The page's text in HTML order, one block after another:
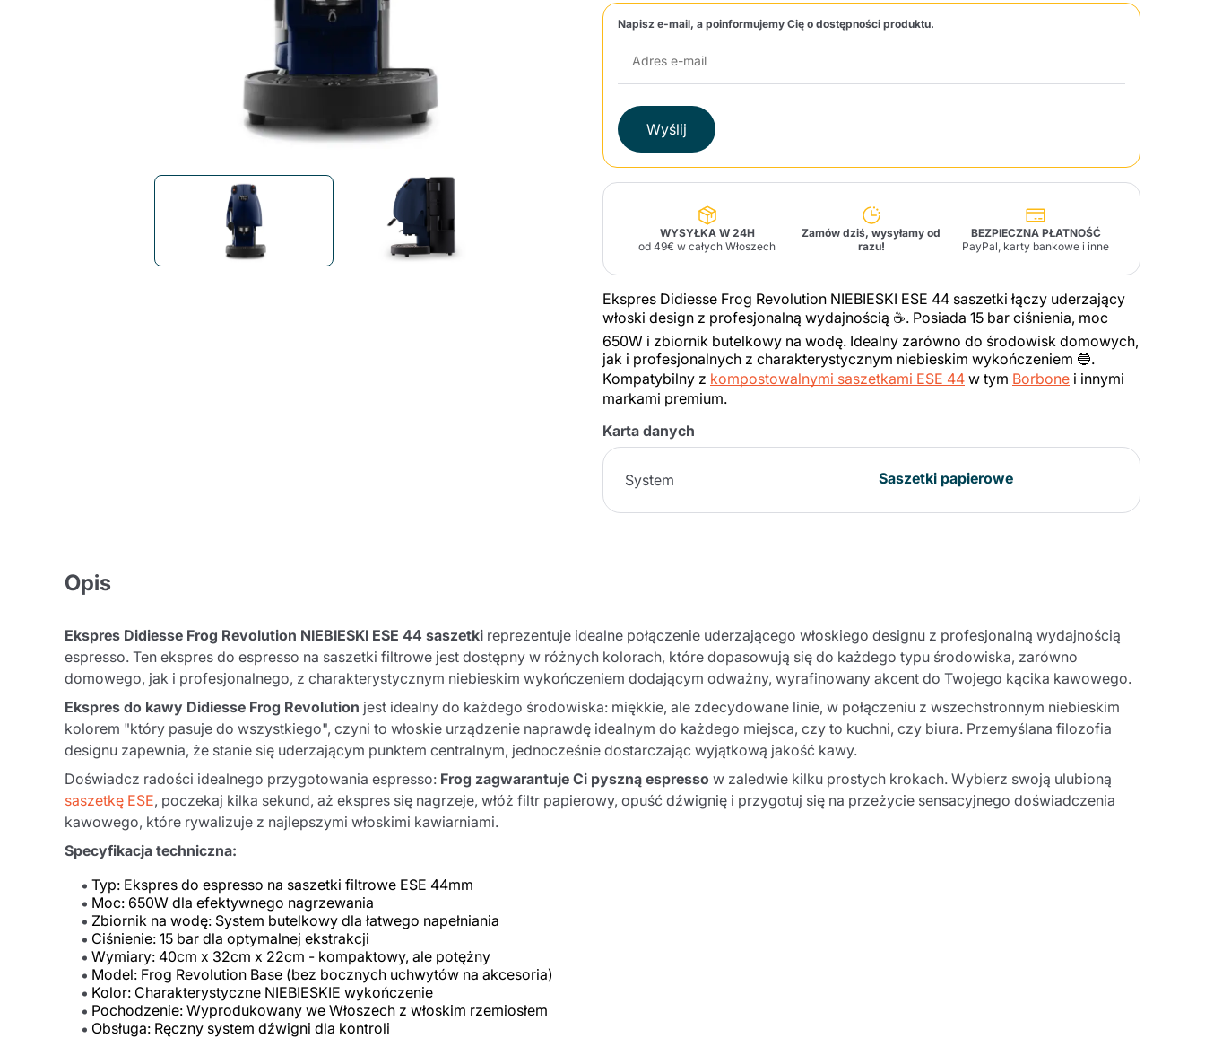
Caffitaly Pop Caffè
Santero 958 Galup
Ringo
Mulino
Bianco
Uno System
Professional
Oferty
Panettone i desery
Napisz e-mail, a poinformujemy Cię o dostępności produktu.
Wyślij
WYSYŁKA W 24H
od 49€ w całych Włoszech
Zamów dziś, wysyłamy od
razu!
BEZPIECZNA PŁATNOŚĆ
PayPal, karty bankowe i inne
Ekspres Didiesse Frog Revolution NIEBIESKI ESE 44 saszetki łączy uderzający
włoski design z profesjonalną wydajnością ☕. Posiada 15 bar ciśnienia, moc
650W i zbiornik butelkowy na wodę. Idealny zarówno do środowisk domowych,
jak i profesjonalnych z charakterystycznym niebieskim wykończeniem 🔵.
Kompatybilny z kompostowalnymi saszetkami ESE 44 w tym Borbone i innymi
markami premium.
Karta danych
System Saszetki papierowe
Opis
Ekspres Didiesse Frog Revolution NIEBIESKI ESE 44 saszetki reprezentuje idealne połączenie uderzającego włoskiego designu z profesjonalną wydajnością
espresso. Ten ekspres do espresso na saszetki filtrowe jest dostępny w różnych kolorach, które dopasowują się do każdego typu środowiska, zarówno
domowego, jak i profesjonalnego, z charakterystycznym niebieskim wykończeniem dodającym odważny, wyrafinowany akcent do Twojego kącika kawowego.
Ekspres do kawy Didiesse Frog Revolution jest idealny do każdego środowiska: miękkie, ale zdecydowane linie, w połączeniu z wszechstronnym niebieskim
kolorem "który pasuje do wszystkiego", czyni to włoskie urządzenie naprawdę idealnym do każdego miejsca, czy to kuchni, czy biura. Przemyślana filozofia
designu zapewnia, że stanie się uderzającym punktem centralnym, jednocześnie dostarczając wyjątkową jakość kawy.
Doświadcz radości idealnego przygotowania espresso: Frog zagwarantuje Ci pyszną espresso w zaledwie kilku prostych krokach. Wybierz swoją ulubioną
saszetkę ESE, poczekaj kilka sekund, aż ekspres się nagrzeje, włóż filtr papierowy, opuść dźwignię i przygotuj się na przeżycie sensacyjnego doświadczenia
kawowego, które rywalizuje z najlepszymi włoskimi kawiarniami.
Specyfikacja techniczna:
Typ: Ekspres do espresso na saszetki filtrowe ESE 44mm
Moc: 650W dla efektywnego nagrzewania
Zbiornik na wodę: System butelkowy dla łatwego napełniania
Ciśnienie: 15 bar dla optymalnej ekstrakcji
Wymiary: 40cm x 32cm x 22cm - kompaktowy, ale potężny
Model: Frog Revolution Base (bez bocznych uchwytów na akcesoria)
Kolor: Charakterystyczne NIEBIESKIE wykończenie
Pochodzenie: Wyprodukowany we Włoszech z włoskim rzemiosłem
Obsługa: Ręczny system dźwigni dla kontroli
Produkt został poprawnie dodany do